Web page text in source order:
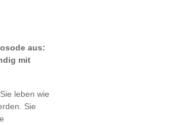
aus:
mit
leben wie
Sie